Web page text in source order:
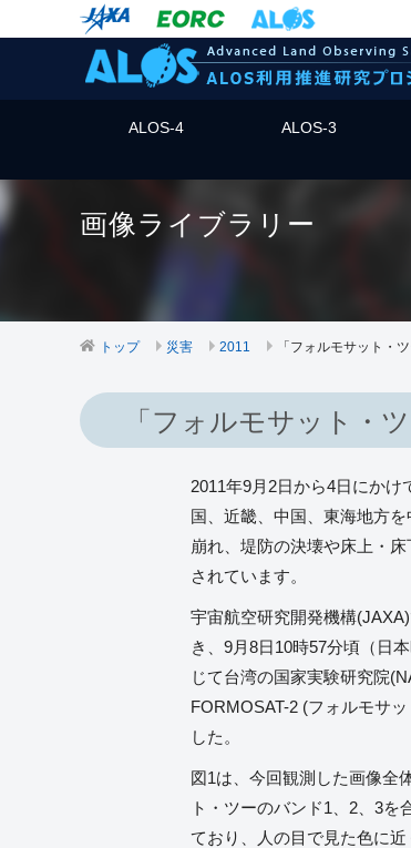
ALOS-4 ALOS-3
画像ライブラリー
トップ 災害 2011 「フォルモサット・
「フォルモサット・
2011年9月2日から4日にか
国、近畿、中国、東海地方
崩れ、堤防の決壊や床上・
されています。
宇宙航空研究開発機構
き、9月8日10時57分頃（日
じて台湾の国家実験研究院
FORMOSAT-2 (フォルモサ
した。
図1は、今回観測した画像全
ト・ツーのバンド1、2、3を
ており、人の目で見た色に近